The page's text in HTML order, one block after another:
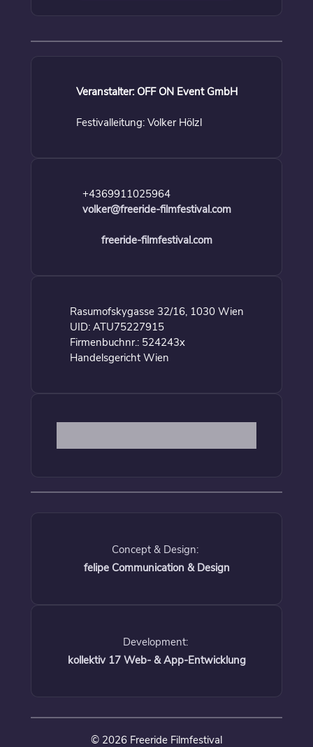
Veranstalter: OFF ON Event GmbH
Festivalleitung: Volker Hölzl
+4369911025964
volker@freeride-filmfestival.com
freeride-filmfestival.com
Rasumofskygasse 32/16, 1030 Wien
UID: ATU75227915
Firmenbuchnr.: 524243x
Handelsgericht Wien
Concept & Design:
felipe Communication & Design
Development:
kollektiv 17 Web- & App-Entwicklung
© 2026 Freeride Filmfestival